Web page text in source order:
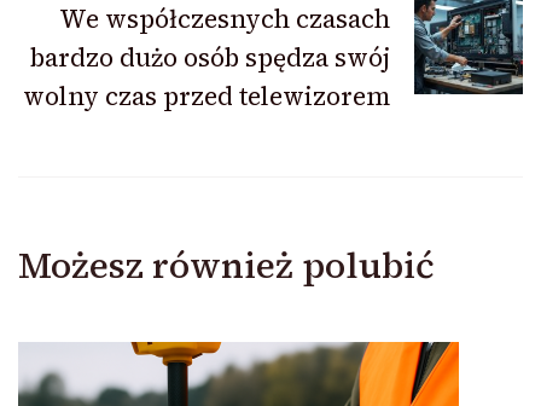
We współczesnych czasach
bardzo dużo osób spędza swój
wolny czas przed telewizorem
Możesz również polubić